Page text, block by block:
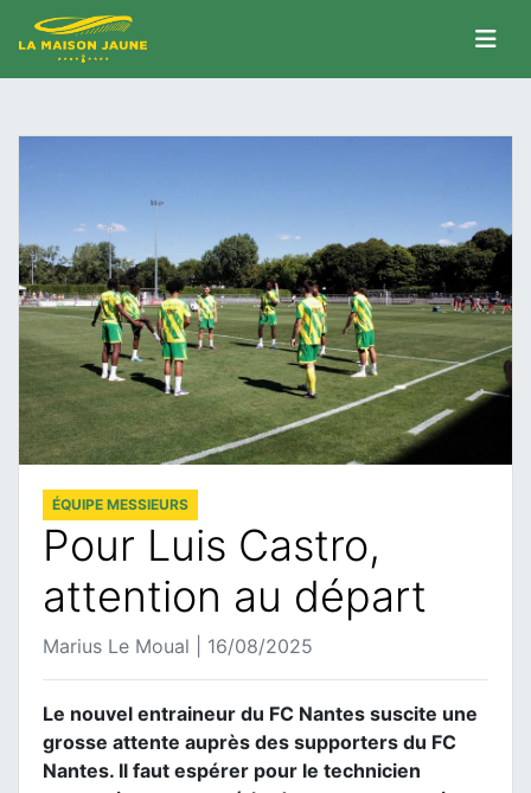
ÉQUIPE MESSIEURS
Pour Luis Castro,
attention au départ
Marius Le Moual | 16/08/2025
Le nouvel entraineur du FC Nantes suscite une
grosse attente auprès des supporters du FC
Nantes. Il faut espérer pour le technicien